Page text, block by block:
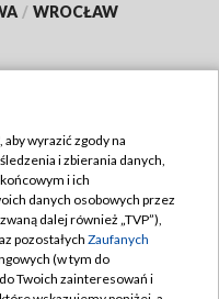
/ WROCŁAW
TVP
wyrazić zgody na
i zbierania danych,
i ich
danych osobowych przez
dalej również „TVP”),
pozostałych Zaufanych
(w tym do
Twoich zainteresowań i